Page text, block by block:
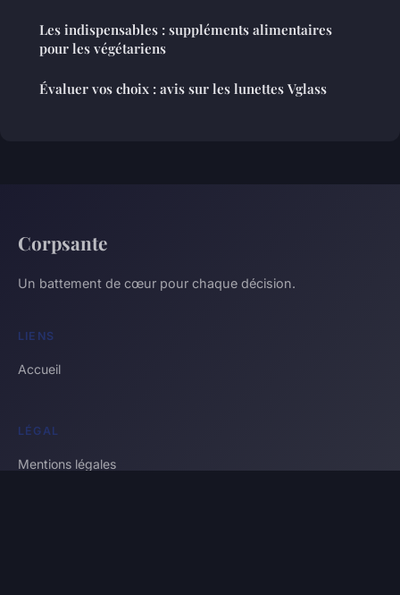
Les indispensables : suppléments alimentaires
pour les végétariens
Évaluer vos choix : avis sur les lunettes Vglass
Corpsante
Un battement de cœur pour chaque décision.
LIENS
Accueil
LÉGAL
Mentions légales